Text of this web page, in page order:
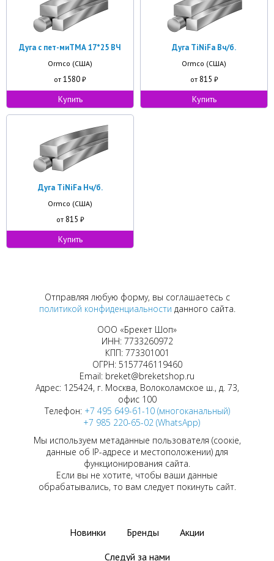
Дуга с пет-миТМА 17*25 ВЧ
Ormco (США)
от 1580 ₽
Купить
Дуга TiNiFa Вч/б.
Ormco (США)
от 815 ₽
Купить
Дуга TiNiFa Нч/б.
Ormco (США)
от 815 ₽
Купить
Отправляя любую форму, вы соглашаетесь с
политикой конфиденциальности данного сайта.
ООО «Брекет Шоп»
ИНН: 7733260972
КПП: 773301001
ОГРН: 5157746119460
Email: breket@breketshop.ru
Адрес: 125424, г. Москва, Волоколамское ш., д. 73,
офис 100
Телефон: +7 495 649-61-10 (многоканальный)
+7 985 220-65-02 (WhatsApp)
Мы используем метаданные пользователя (соокіе,
данные об IP-адресе и местоположении) для
функционирования сайта.
Если вы не хотите, чтобы ваши данные
обрабатывались, то вам следует покинуть сайт.
Новинки Бренды
Акции
Следуй за нами